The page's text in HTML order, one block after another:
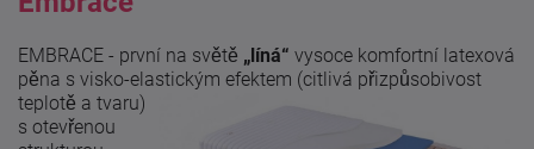
EMBRACE - první na světě „líná“ vysoce komfortní latexová
pěna s visko-elastickým efektem (citlivá přizpůsobivost
teplotě a tvaru)
s otevřenou